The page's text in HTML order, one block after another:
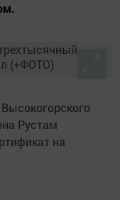
Рустам
на